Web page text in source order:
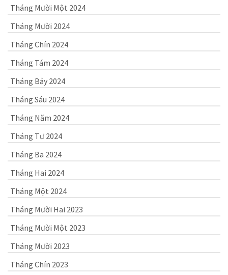
Tháng Mười Một 2024
Tháng Mười 2024
Tháng Chín 2024
Tháng Tám 2024
Tháng Bảy 2024
Tháng Sáu 2024
Tháng Năm 2024
Tháng Tư 2024
Tháng Ba 2024
Tháng Hai 2024
Tháng Một 2024
Tháng Mười Hai 2023
Tháng Mười Một 2023
Tháng Mười 2023
Tháng Chín 2023